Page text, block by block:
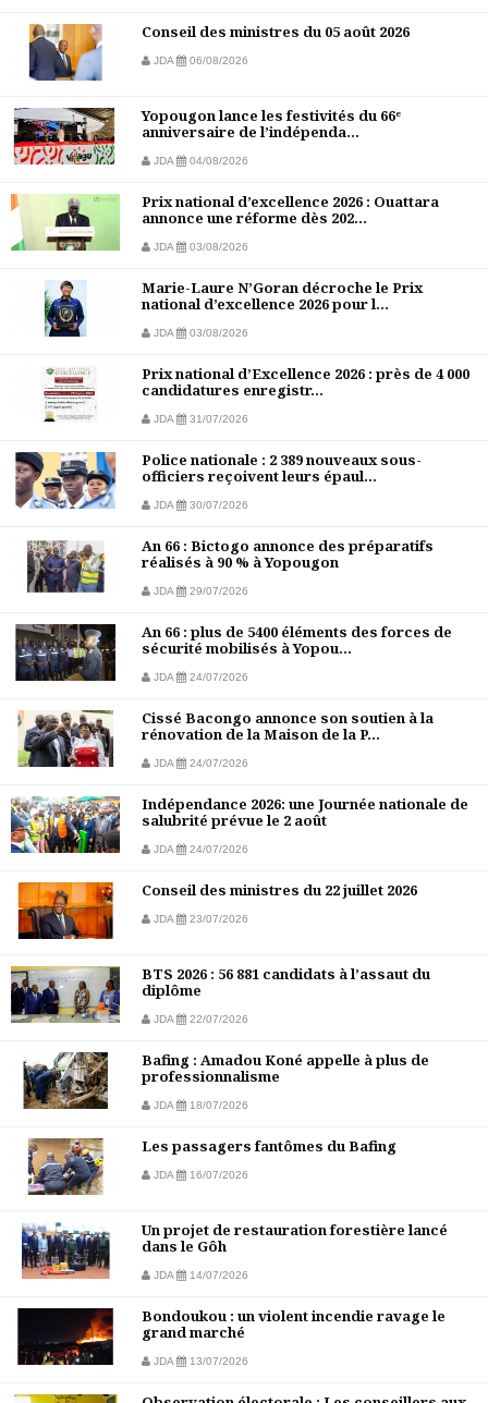
Conseil des ministres du 05 août 2026
JDA 06/08/2026
Yopougon lance les festivités du 66ᵉ
anniversaire de l’indépenda...
JDA 04/08/2026
Prix national d’excellence 2026 : Ouattara
annonce une réforme dès 202...
JDA 03/08/2026
Marie-Laure N’Goran décroche le Prix
national d’excellence 2026 pour l...
JDA 03/08/2026
Prix national d’Excellence 2026 : près de 4 000
candidatures enregistr...
JDA 31/07/2026
Police nationale : 2 389 nouveaux sous-
officiers reçoivent leurs épaul...
JDA 30/07/2026
An 66 : Bictogo annonce des préparatifs
réalisés à 90 % à Yopougon
JDA 29/07/2026
An 66 : plus de 5400 éléments des forces de
sécurité mobilisés à Yopou...
JDA 24/07/2026
Cissé Bacongo annonce son soutien à la
rénovation de la Maison de la P...
JDA 24/07/2026
Indépendance 2026: une Journée nationale de
salubrité prévue le 2 août
JDA 24/07/2026
Conseil des ministres du 22 juillet 2026
JDA 23/07/2026
BTS 2026 : 56 881 candidats à l’assaut du
diplôme
JDA 22/07/2026
Bafing : Amadou Koné appelle à plus de
professionnalisme
JDA 18/07/2026
Les passagers fantômes du Bafing
JDA 16/07/2026
Un projet de restauration forestière lancé
dans le Gôh
JDA 14/07/2026
Bondoukou : un violent incendie ravage le
grand marché
JDA 13/07/2026